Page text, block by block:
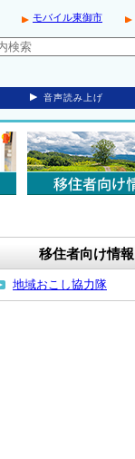
モバイル東御市
音声読み上げ
移住者向け情報
地域おこし協力隊